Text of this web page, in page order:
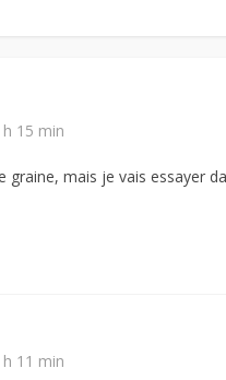
15 min
mais je vais essayer
11 min